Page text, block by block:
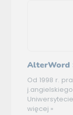
AlterWord
Od 1998 r.
więcej »